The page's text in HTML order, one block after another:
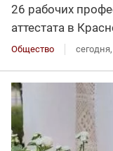
26 рабочих
аттестата в
Общество